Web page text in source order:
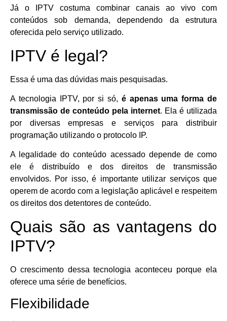
Já o IPTV costuma combinar canais ao vivo com
conteúdos sob demanda, dependendo da estrutura
oferecida pelo serviço utilizado.
IPTV é legal?
Essa é uma das dúvidas mais pesquisadas.
A tecnologia IPTV, por si só, é apenas uma forma de
transmissão de conteúdo pela internet. Ela é utilizada
por diversas empresas e serviços para distribuir
programação utilizando o protocolo IP.
A legalidade do conteúdo acessado depende de como
ele é distribuído e dos direitos de transmissão
envolvidos. Por isso, é importante utilizar serviços que
operem de acordo com a legislação aplicável e respeitem
os direitos dos detentores de conteúdo.
Quais são as vantagens do
IPTV?
O crescimento dessa tecnologia aconteceu porque ela
oferece uma série de benefícios.
Flexibilidade